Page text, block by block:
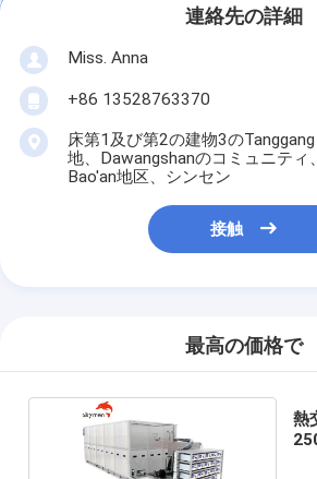
連絡先の詳細
Miss. Anna
+86 13528763370
床第1及び第2の建物3の
地、Dawangshanのコミュニティ
Bao'an地区、シンセン
接触
最高の価格で
熱